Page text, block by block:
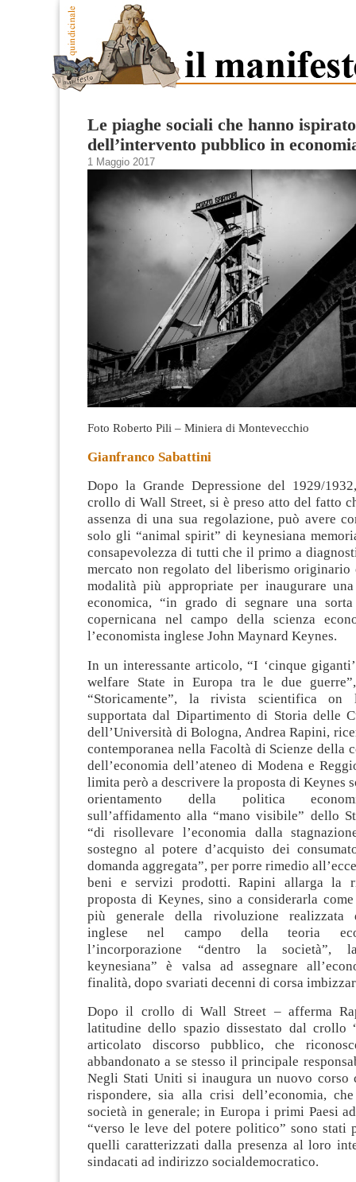
Le piaghe sociali che hanno
dell’intervento pubblico in
1 Maggio 2017
Foto Roberto Pili – Miniera di Montevecchio
Gianfranco Sabattini
Dopo la Grande Depressione del 1929/
crollo di Wall Street, si è preso atto del fatto
assenza di una sua regolazione, può avere
solo gli “animal spirit” di keynesiana
consapevolezza di tutti che il primo a
mercato non regolato del liberismo originario
modalità più appropriate per inaugurare
economica, “in grado di segnare una
copernicana nel campo della scienza
l’economista inglese John Maynard Keynes.
In un interessante articolo, “I ‘cinque
welfare State in Europa tra le due
“Storicamente”, la rivista scientifica
supportata dal Dipartimento di Storia delle
dell’Università di Bologna, Andrea Rapini,
contemporanea nella Facoltà di Scienze della
dell’economia dell’ateneo di Modena e
limita però a descrivere la proposta di Keynes
orientamento della politica
sull’affidamento alla “mano visibile” dello
“di risollevare l’economia dalla
sostegno al potere d’acquisto dei
domanda aggregata”, per porre rimedio
beni e servizi prodotti. Rapini allarga la
proposta di Keynes, sino a considerarla
più generale della rivoluzione realizzata
inglese nel campo della teoria
l’incorporazione “dentro la società”,
keynesiana” è valsa ad assegnare
finalità, dopo svariati decenni di corsa
Dopo il crollo di Wall Street – afferma
latitudine dello spazio dissestato dal crollo
articolato discorso pubblico, che
abbandonato a se stesso il principale
Negli Stati Uniti si inaugura un nuovo corso
rispondere, sia alla crisi dell’economia,
società in generale; in Europa i primi Paesi
“verso le leve del potere politico” sono stati
quelli caratterizzati dalla presenza al loro
sindacati ad indirizzo socialdemocratico.